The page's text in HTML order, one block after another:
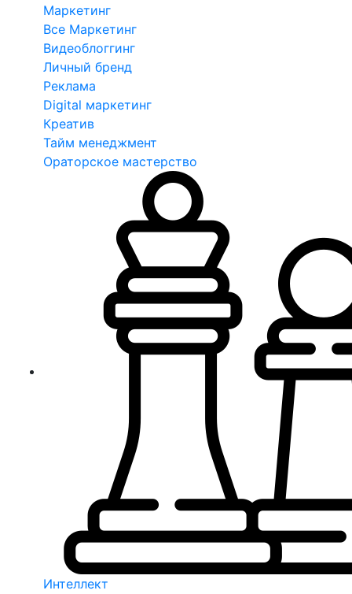
Маркетинг
Все Маркетинг
Видеоблоггинг
Личный бренд
Реклама
Digital маркетинг
Креатив
Тайм менеджмент
Ораторское мастерство
Интеллект